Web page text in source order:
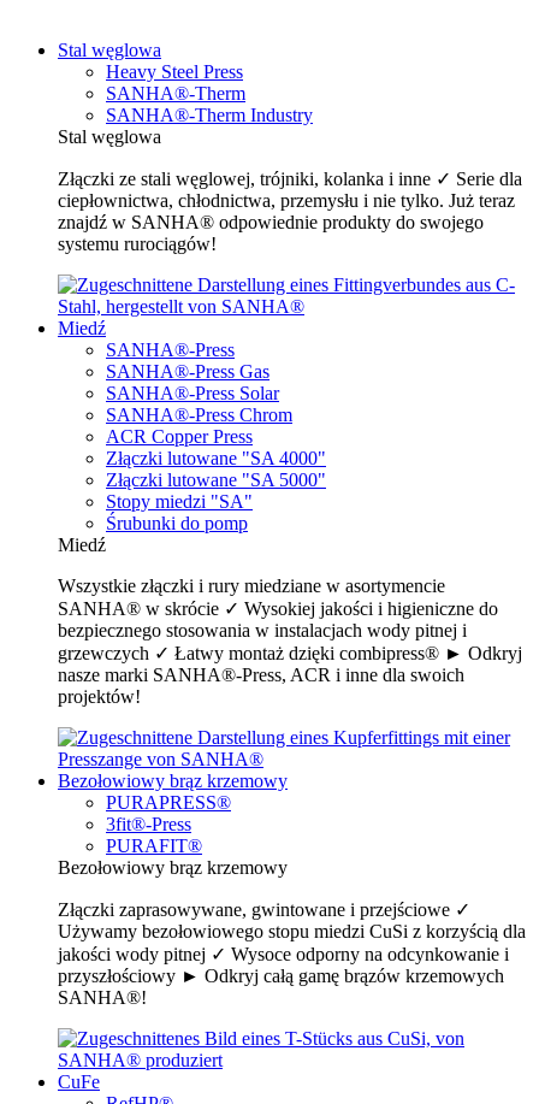
Stal węglowa
Heavy Steel Press
SANHA®-Therm
SANHA®-Therm Industry
Stal węglowa
Złączki ze stali węglowej, trójniki, kolanka i inne ✓ Serie dla
ciepłownictwa, chłodnictwa, przemysłu i nie tylko. Już teraz
znajdź w SANHA® odpowiednie produkty do swojego
systemu rurociągów!
Miedź
SANHA®-Press
SANHA®-Press Gas
SANHA®-Press Solar
SANHA®-Press Chrom
ACR Copper Press
Złączki lutowane "SA 4000"
Złączki lutowane "SA 5000"
Stopy miedzi "SA"
Śrubunki do pomp
Miedź
Wszystkie złączki i rury miedziane w asortymencie
SANHA® w skrócie ✓ Wysokiej jakości i higieniczne do
bezpiecznego stosowania w instalacjach wody pitnej i
grzewczych ✓ Łatwy montaż dzięki combipress® ► Odkryj
nasze marki SANHA®-Press, ACR i inne dla swoich
projektów!
Bezołowiowy brąz krzemowy
PURAPRESS®
3fit®-Press
PURAFIT®
Bezołowiowy brąz krzemowy
Złączki zaprasowywane, gwintowane i przejściowe ✓
Używamy bezołowiowego stopu miedzi CuSi z korzyścią dla
jakości wody pitnej ✓ Wysoce odporny na odcynkowanie i
przyszłościowy ► Odkryj całą gamę brązów krzemowych
SANHA®!
CuFe